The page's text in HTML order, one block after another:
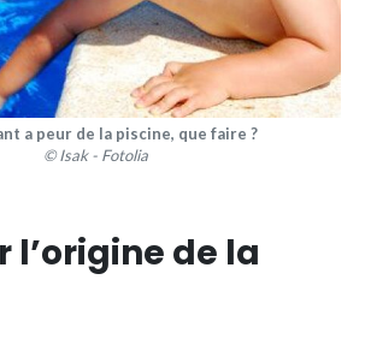
a peur de la piscine, que faire ?
© Isak - Fotolia
l’origine de la